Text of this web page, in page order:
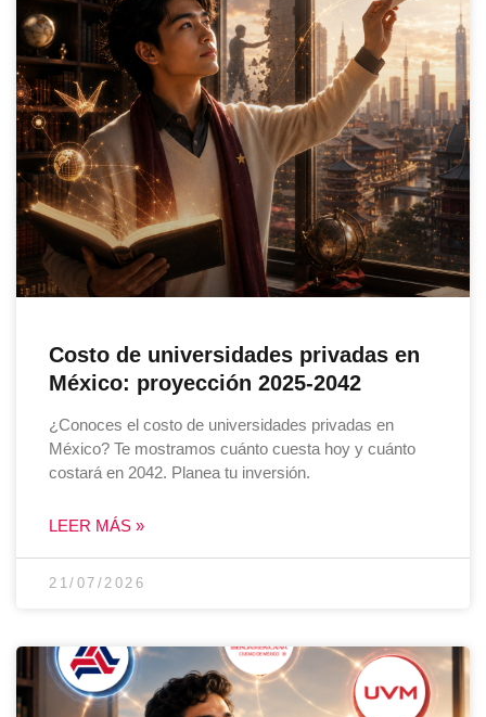
Costo de universidades privadas en
México: proyección 2025-2042
¿Conoces el costo de universidades privadas en
México? Te mostramos cuánto cuesta hoy y cuánto
costará en 2042. Planea tu inversión.
LEER MÁS »
21/07/2026